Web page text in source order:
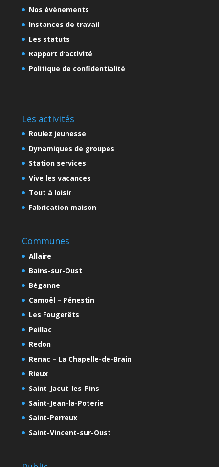
Nos évènements
Instances de travail
Les statuts
Rapport d’activité
Politique de confidentialité
Les activités
Roulez jeunesse
Dynamiques de groupes
Station services
Vive les vacances
Tout à loisir
Fabrication maison
Communes
Allaire
Bains-sur-Oust
Béganne
Camoël – Pénestin
Les Fougerêts
Peillac
Redon
Renac – La Chapelle-de-Brain
Rieux
Saint-Jacut-les-Pins
Saint-Jean-la-Poterie
Saint-Perreux
Saint-Vincent-sur-Oust